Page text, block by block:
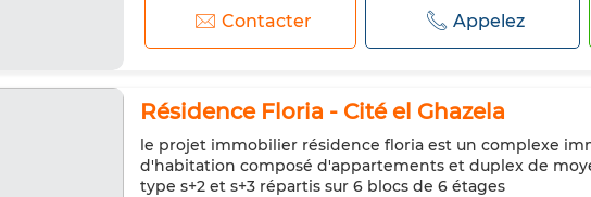
Contacter Appelez
Résidence Floria - Cité el Ghazela
le projet immobilier résidence floria est un complexe
d'habitation composé d'appartements et duplex de
type s+2 et s+3 répartis sur 6 blocs de 6 étages